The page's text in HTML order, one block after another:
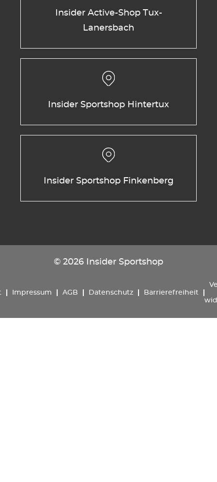
Insider Active-Shop Tux-
Lanersbach
Insider Sportshop Hintertux
Insider Sportshop Finkenberg
© 2026 Insider Sportshop
Impressum AGB Datenschutz Barrierefreiheit